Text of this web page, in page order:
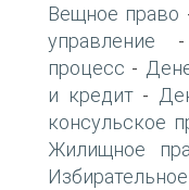
Вещное право
управление
процесс -
и кредит-
консульское
Жилищное